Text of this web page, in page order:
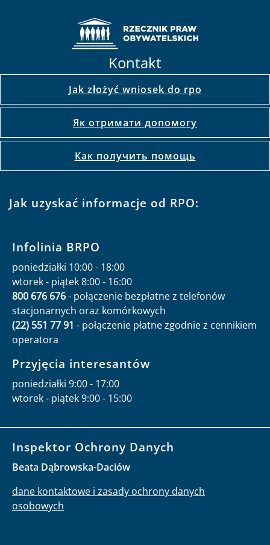
Kontakt
Jak złożyć wniosek do rpo
Як отримати допомогу
Как получить помощь
Jak uzyskać informacje od RPO:
Infolinia BRPO
poniedziałki 10:00 - 18:00
wtorek - piątek 8:00 - 16:00
800 676 676- połączenie bezpłatne z telefonów
stacjonarnych oraz komórkowych
(22) 551 77 91 - połączenie płatne zgodnie z cennikiem
operatora
Przyjęcia interesantów
poniedziałki 9:00 - 17:00
wtorek - piątek 9:00 - 15:00
Inspektor Ochrony Danych
Beata Dąbrowska-Daciów
dane kontaktowe i zasady ochrony danych
osobowych